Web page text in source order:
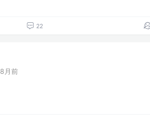
22
8月前